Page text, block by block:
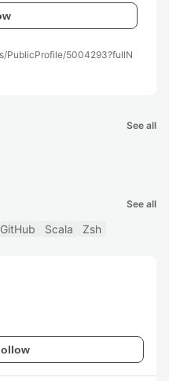
PublicProfile/5004293?fullN
See all
See all
GitHub Scala Zsh